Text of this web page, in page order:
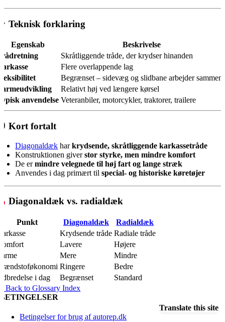
Teknisk forklaring
Egenskab
Beskrivelse
Skråtliggende tråde, der krydser hinanden
Flere overlappende lag
Begrænset – sidevæg og slidbane arbejder sammen
Relativt høj ved længere kørsel
anvendelse Veteranbiler, motorcykler, traktorer, trailere
Kort fortalt
Diagonaldæk harkrydsende, skråtliggende karkassetråde
Konstruktionen giverstor styrke, men mindre komfort
De ermindre velegnede til høj fart og lange stræk
Anvendes i dag primært tilspecial- og historiske køretøjer
Diagonaldæk vs. radialdæk
Punkt Diagonaldæk
Radialdæk
Krydsende tråde Radiale tråde
Lavere
Højere
Mere
Mindre
Ringere
Bedre
i dag
Begrænset
Standard
« Back to Glossary Index
Translate this site
BETINGELSER
Betingelser for brug af autorep.dk